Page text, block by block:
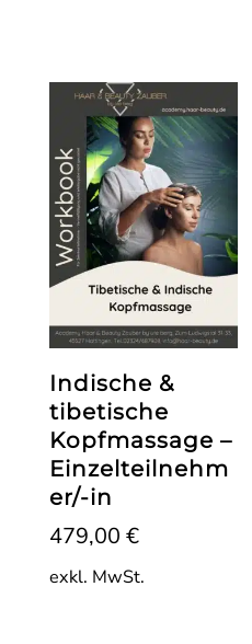
Indische &
tibetische
Kopfmassage –
Einzelteilnehm
er/-in
479,00 €
exkl. MwSt.